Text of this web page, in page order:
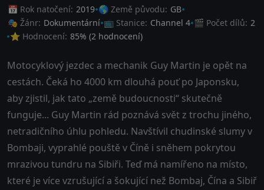
📅 Rok natočení: 2019 🌎 Země původu: GB
🎭 Žánr: Dokumentární 📺 Stanice: Channel 4 🎬 Počet dílů: 2
⭐ Hodnocení: 85% (2 hodnocení)
Motocyklový jezdec a mechanik Guy Martin je opět na
cestách. Čeká ho 4000 km dlouhá pouť po Japonsku,
aby zjistil, jak tato „země budoucnosti“ skutečně
funguje... Guy Martin rád poznává svět z trochu jiného,
netradičního úhlu pohledu. Navštívil chudinské slumy v
Bombaji, vyprahlé pouště v Číně i sněhem pokrytou
mrazivou tundru na Sibiři. Teď má namířeno na místo,
které je více vzrušující a šokující než Bombaj, Čína a Sibiř